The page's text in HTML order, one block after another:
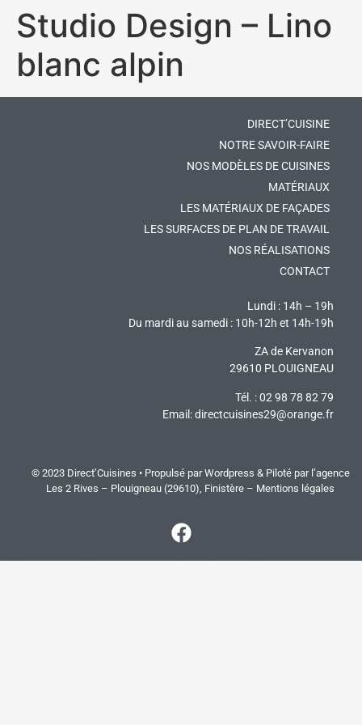
Studio Design – Lino
blanc alpin
DIRECT’CUISINE
NOTRE SAVOIR-FAIRE
NOS MODÈLES DE CUISINES
MATÉRIAUX
LES MATÉRIAUX DE FAÇADES
LES SURFACES DE PLAN DE TRAVAIL
NOS RÉALISATIONS
CONTACT
Lundi : 14h – 19h
Du mardi au samedi : 10h-12h et 14h-19h
ZA de Kervanon
29610 PLOUIGNEAU
Tél. : 02 98 78 82 79
Email:directcuisines29@orange.fr
© 2023 Direct’Cuisines • Propulsé par Wordpress & Piloté par l’agence
Les 2 Rives – Plouigneau (29610), Finistère – Mentions légales